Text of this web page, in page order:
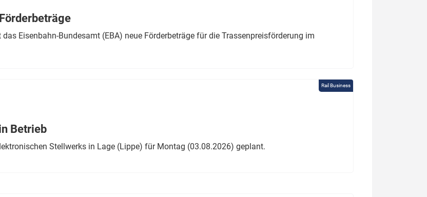
Eisenbahn-Bundesamt (EBA) neue Förderbeträge für die Trassenpreisförderung im
Rail Business
Betrieb
Stellwerks in Lage (Lippe) für Montag (03.08.2026) geplant.